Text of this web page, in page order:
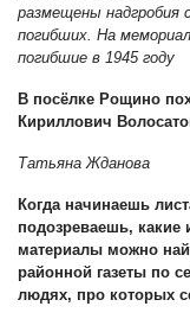
размещены
погибших. На
погибшие в 1945 году
В посёлке Рощино
Кириллович
Татьяна Жданова
Когда начинаешь
подозреваешь, какие
материалы можно
районной газеты по
людях, про которых